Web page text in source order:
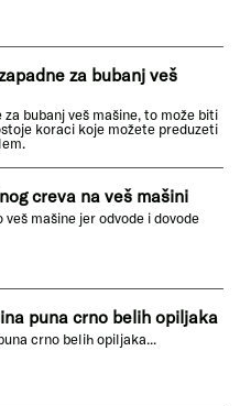
za bubanj veš
bubanj veš mašine, to može biti
koraci koje možete preduzeti
creva na veš mašini
veš mašine jer odvode i dovode
puna crno belih opiljaka
crno belih opiljaka...